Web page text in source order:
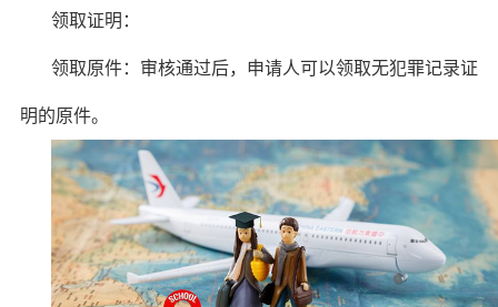
领取证明：
领取原件：审核通过后，申请人可以领取无犯罪记录证
明的原件。